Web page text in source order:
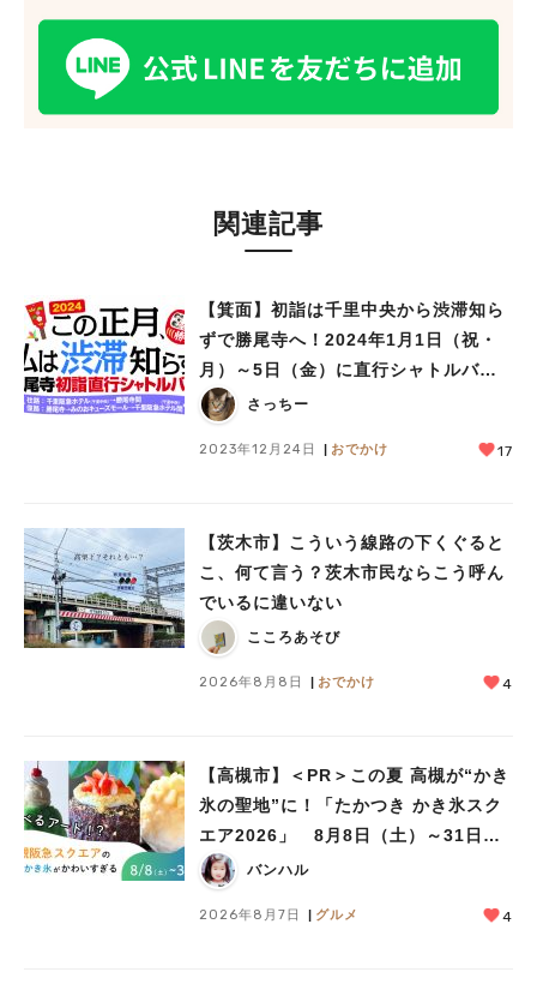
関連記事
【箕面】初詣は千里中央から渋滞知ら
ずで勝尾寺へ！2024年1月1日（祝・
月）～5日（金）に直行シャトルバル
を運行さっちー
2023年12月24日 おでかけ 17
【茨木市】こういう線路の下くぐると
こ、何て言う？茨木市民ならこう呼ん
でいるに違いない
こころあそび
2026年8月8日 おでかけ 4
【高槻市】＜PR＞この夏 高槻が“かき
氷の聖地”に！「たかつき かき氷スク
エア2026」 8月8日（土）～31日
（月）バンハル
2026年8月7日 グルメ 4
人気のキーワード
#今週どこいく？#自然とふれあう
#まとめ
#教えたい／教えて投稿記事
#大阪学院大 商品開発プロジェクト
#あなたはどっち？